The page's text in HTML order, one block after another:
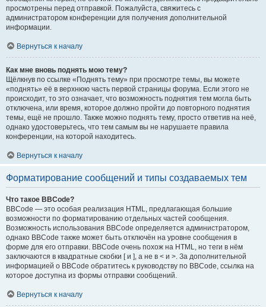
просмотрены перед отправкой. Пожалуйста, свяжитесь с
администратором конференции для получения дополнительной
информации.
Вернуться к началу
Как мне вновь поднять мою тему?
Щёлкнув по ссылке «Поднять тему» при просмотре темы, вы можете
«поднять» её в верхнюю часть первой страницы форума. Если этого не
происходит, то это означает, что возможность поднятия тем могла быть
отключена, или время, которое должно пройти до повторного поднятия
темы, ещё не прошло. Также можно поднять тему, просто ответив на неё,
однако удостоверьтесь, что тем самым вы не нарушаете правила
конференции, на которой находитесь.
Вернуться к началу
Форматирование сообщений и типы создаваемых тем
Что такое BBCode?
BBCode — это особая реализация HTML, предлагающая большие
возможности по форматированию отдельных частей сообщения.
Возможность использования BBCode определяется администратором,
однако BBCode также может быть отключён на уровне сообщения в
форме для его отправки. BBCode очень похож на HTML, но теги в нём
заключаются в квадратные скобки [ и ], а не в < и >. За дополнительной
информацией о BBCode обратитесь к руководству по BBCode, ссылка на
которое доступна из формы отправки сообщений.
Вернуться к началу